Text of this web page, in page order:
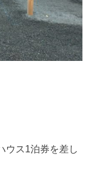
ウス1泊券を差し